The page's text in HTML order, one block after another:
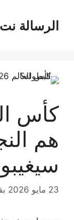
المحتوىالرسالة نت
هم
23 مايو 2026